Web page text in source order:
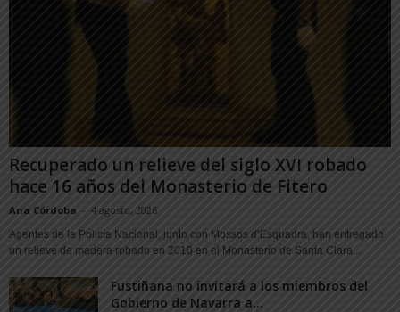
Recuperado un relieve del siglo XVI robado
hace 16 años del Monasterio de Fitero
Ana Córdoba - 4 agosto, 2026
Agentes de la Policía Nacional, junto con Mossos d’Esquadra, han entregado
un relieve de madera robado en 2010 en el Monasterio de Santa Clara...
Fustiñana no invitará a los miembros del
Gobierno de Navarra a...